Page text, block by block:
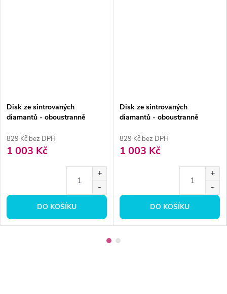
Disk ze sintrovaných
diamantů - oboustranně
829 Kč bez DPH
1 003 Kč
DO KOŠÍKU
Disk ze sintrovaných
diamantů - oboustranně
829 Kč bez DPH
1 003 Kč
DO KOŠÍKU